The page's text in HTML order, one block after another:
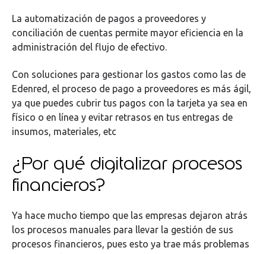
La automatización de pagos a proveedores y
conciliación de cuentas permite mayor eficiencia en la
administración del flujo de efectivo.
Con soluciones para gestionar los gastos como las de
Edenred, el proceso de pago a proveedores es más ágil,
ya que puedes cubrir tus pagos con la tarjeta ya sea en
físico o en línea y evitar retrasos en tus entregas de
insumos, materiales, etc
¿Por qué digitalizar procesos
financieros?
Ya hace mucho tiempo que las empresas dejaron atrás
los procesos manuales para llevar la gestión de sus
procesos financieros, pues esto ya trae más problemas